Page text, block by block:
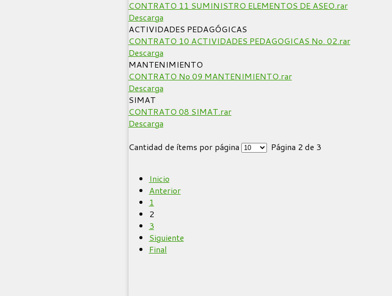
CONTRATO 11 SUMINISTRO ELEMENTOS DE ASEO.rar
Descarga
ACTIVIDADES PEDAGÓGICAS
CONTRATO 10 ACTIVIDADES PEDAGOGICAS No. 02.rar
Descarga
MANTENIMIENTO
CONTRATO No 09 MANTENIMIENTO.rar
Descarga
SIMAT
CONTRATO 08 SIMAT.rar
Descarga
Cantidad de ítems por página
Página 2 de 3
Inicio
Anterior
1
2
3
Siguiente
Final